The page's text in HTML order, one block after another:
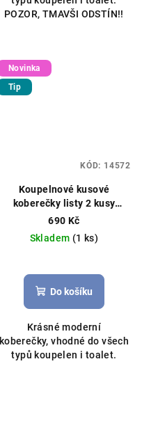
POZOR, TMAVŠI ODSTÍN!!
Novinka
Tip
Koupelnové kusové
koberečky listy 2 kusy
50x80/40x50cm zelený
690 Kč
Skladem (1 ks)
Do košíku
Krásné moderní
koberečky, vhodné do všech
typů koupelen i toalet.
KÓD: 14572